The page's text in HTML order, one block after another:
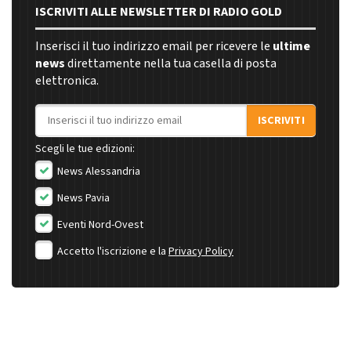
ISCRIVITI ALLE NEWSLETTER DI RADIO GOLD
Inserisci il tuo indirizzo email per ricevere le ultime
newsdirettamente nella tua casella di posta
elettronica.
Indirizzo email
ISCRIVITI
Scegli le tue edizioni:
News Alessandria
News Pavia
Eventi Nord-Ovest
Accetto l'iscrizione e la Privacy Policy